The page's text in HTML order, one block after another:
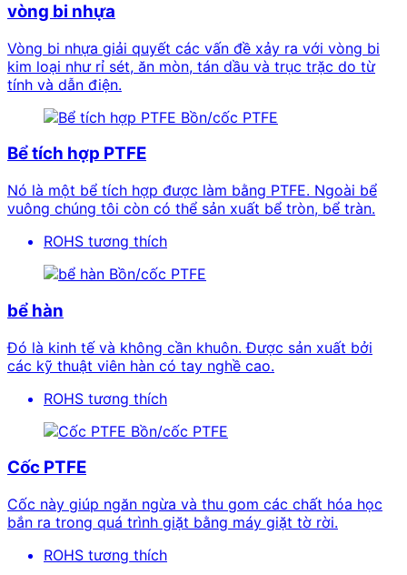
vòng bi nhựa
Vòng bi nhựa giải quyết các vấn đề xảy ra với vòng bi
kim loại như rỉ sét, ăn mòn, tán dầu và trục trặc do từ
tính và dẫn điện.
Bồn/cốc PTFE
Bể tích hợp PTFE
Nó là một bể tích hợp được làm bằng PTFE. Ngoài bể
vuông chúng tôi còn có thể sản xuất bể tròn, bể tràn.
ROHS tương thích
Bồn/cốc PTFE
bể hàn
Đó là kinh tế và không cần khuôn. Được sản xuất bởi
các kỹ thuật viên hàn có tay nghề cao.
ROHS tương thích
Bồn/cốc PTFE
Cốc PTFE
Cốc này giúp ngăn ngừa và thu gom các chất hóa học
bắn ra trong quá trình giặt bằng máy giặt tờ rời.
ROHS tương thích